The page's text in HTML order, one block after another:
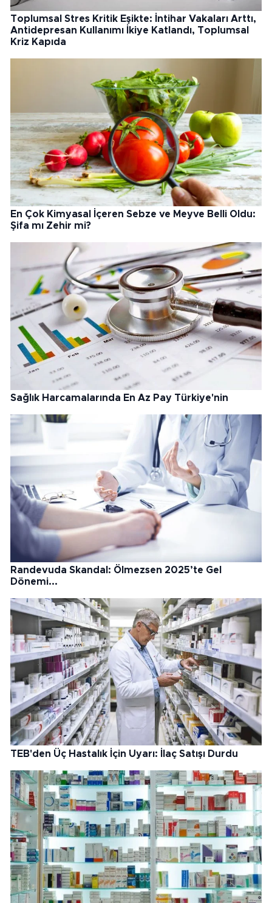
Toplumsal Stres Kritik Eşikte: İntihar Vakaları Arttı,
Antidepresan Kullanımı İkiye Katlandı, Toplumsal
Kriz Kapıda
En Çok Kimyasal İçeren Sebze ve Meyve Belli Oldu:
Şifa mı Zehir mi?
Sağlık Harcamalarında En Az Pay Türkiye'nin
Randevuda Skandal: Ölmezsen 2025’te Gel
Dönemi...
TEB'den Üç Hastalık İçin Uyarı: İlaç Satışı Durdu